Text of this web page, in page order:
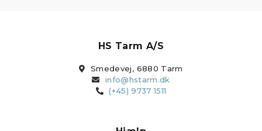
HS Tarm A/S
Smedevej, 6880 Tarm
info@hstarm.dk
(+45) 9737 1511